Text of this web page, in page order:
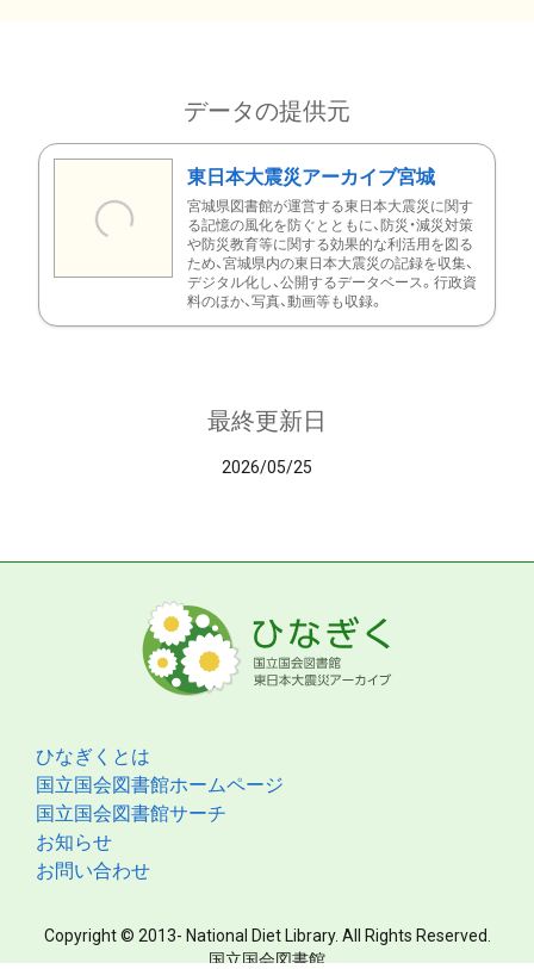
データの提供元
東日本大震災アーカイブ宮城
宮城県図書館が運営する東日本大震災に関す
る記憶の風化を防ぐとともに、防災・減災対策
や防災教育等に関する効果的な利活用を図る
ため、宮城県内の東日本大震災の記録を収集、
デジタル化し、公開するデータベース。行政資
料のほか、写真、動画等も収録。
最終更新日
2026/05/25
ひなぎくとは
国立国会図書館ホームページ
国立国会図書館サーチ
お知らせ
お問い合わせ
Copyright © 2013- National Diet Library. All Rights Reserved.